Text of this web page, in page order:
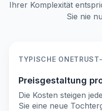
Ihrer Komplexität
Sie nie
TYPISCHE
Preisgestaltung
Die Kosten steigen
Sie eine neue